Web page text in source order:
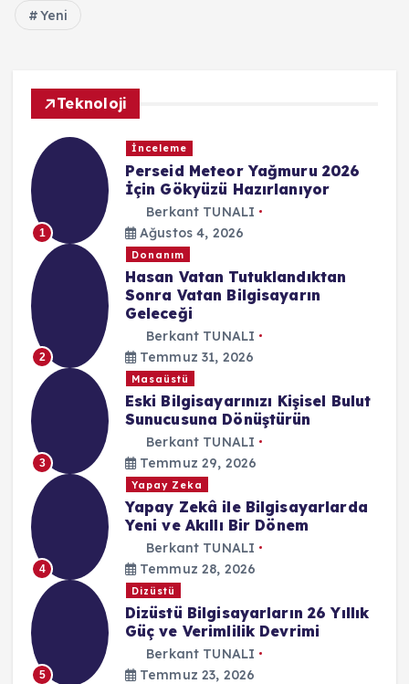
Yeni
Teknoloji
1
İnceleme
Perseid Meteor Yağmuru 2026
İçin Gökyüzü Hazırlanıyor
Berkant TUNALI
Ağustos 4, 2026
2
Donanım
Hasan Vatan Tutuklandıktan
Sonra Vatan Bilgisayarın
Geleceği
Berkant TUNALI
Temmuz 31, 2026
3
Masaüstü
Eski Bilgisayarınızı Kişisel Bulut
Sunucusuna Dönüştürün
Berkant TUNALI
Temmuz 29, 2026
4
Yapay Zeka
Yapay Zekâ ile Bilgisayarlarda
Yeni ve Akıllı Bir Dönem
Berkant TUNALI
Temmuz 28, 2026
5
Dizüstü
Dizüstü Bilgisayarların 26 Yıllık
Güç ve Verimlilik Devrimi
Berkant TUNALI
Temmuz 23, 2026